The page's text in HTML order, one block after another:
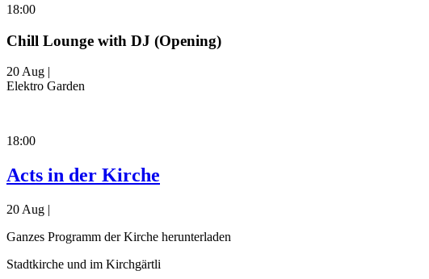
18:00
Chill Lounge with DJ (Opening)
20 Aug |
Elektro Garden
18:00
Acts in der Kirche
20 Aug |
Ganzes Programm der Kirche herunterladen
Stadtkirche und im Kirchgärtli